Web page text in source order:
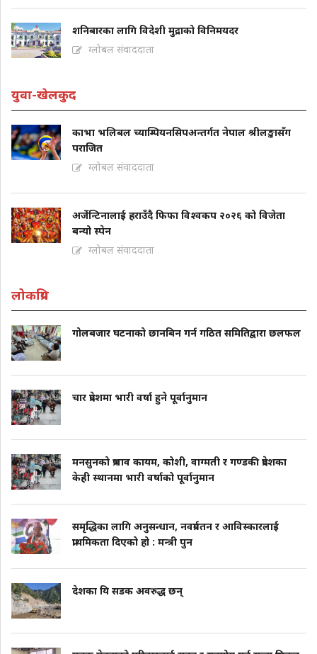
शनिबारका लागि विदेशी मुद्राको विनिमयदर
ग्लोबल संवाददाता
युवा-खेलकुद
काभा भलिबल च्याम्पियनसिपअन्तर्गत नेपाल श्रीलङ्कासँग
पराजित
ग्लोबल संवाददाता
अर्जेन्टिनालाई हराउँदै फिफा विश्वकप २०२६ को विजेता
बन्यो स्पेन
ग्लोबल संवाददाता
लोकप्रिय
गोलबजार घटनाको छानबिन गर्न गठित समितिद्वारा छलफल
चार प्रदेशमा भारी वर्षा हुने पूर्वानुमान
मनसुनको प्रभाव कायम, कोशी, वाग्मती र गण्डकी प्रदेशका
केही स्थानमा भारी वर्षाको पूर्वानुमान
समृद्धिका लागि अनुसन्धान, नवप्रर्वतन र आविस्कारलाई
प्राथमिकता दिएको हो : मन्त्री पुन
देशका यि सडक अवरुद्ध छन्